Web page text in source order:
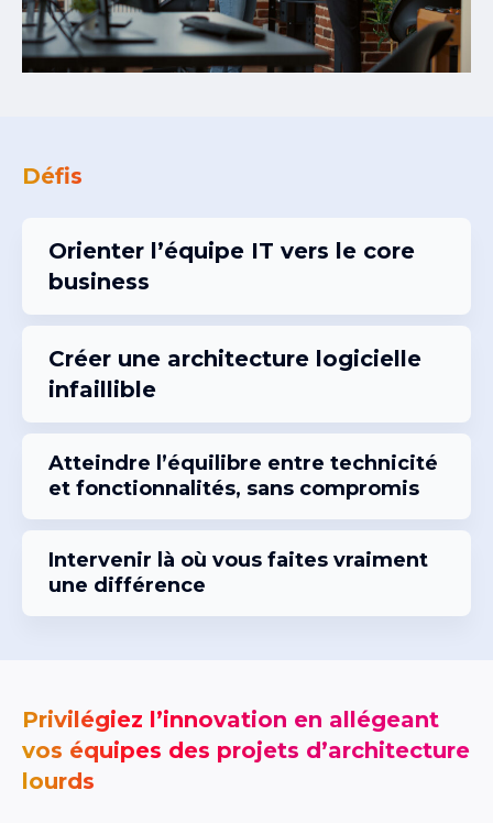
Défis
Orienter l’équipe IT vers le core
business
Créer une architecture logicielle
infaillible
Atteindre l’équilibre entre technicité
et fonctionnalités, sans compromis
Intervenir là où vous faites vraiment
une différence
Privilégiez l’innovation en allégeant
vos équipes des projets d’architecture
lourds